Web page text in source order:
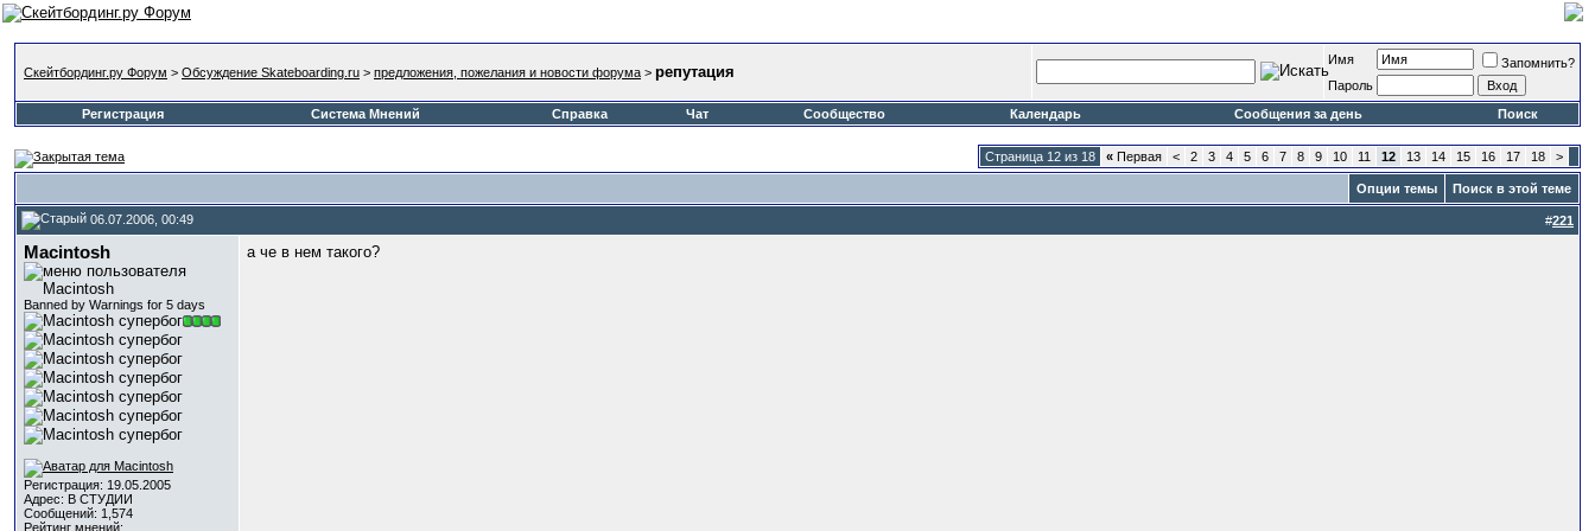
Скейтбординг.ру Форум > Обсуждение Skateboarding.ru > предложения, пожелания и новости форума > репутация
Имя
Запомнить?
Пароль
Регистрация
Система Мнений Справка Чат Сообщество Календарь Сообщения за день Поиск
Страница 12 из 18 « Первая < 2 3 4 5 6 7 8 9 10 11 12 13 14 15 16 17 18 >
Опции темы Поиск в этой теме
06.07.2006, 00:49 #221
Macintosh
Banned by Warnings for 5 days
Регистрация: 19.05.2005
Адрес: В СТУДИИ
Сообщений: 1,574
Рейтинг мнений:
а че в нем такого?